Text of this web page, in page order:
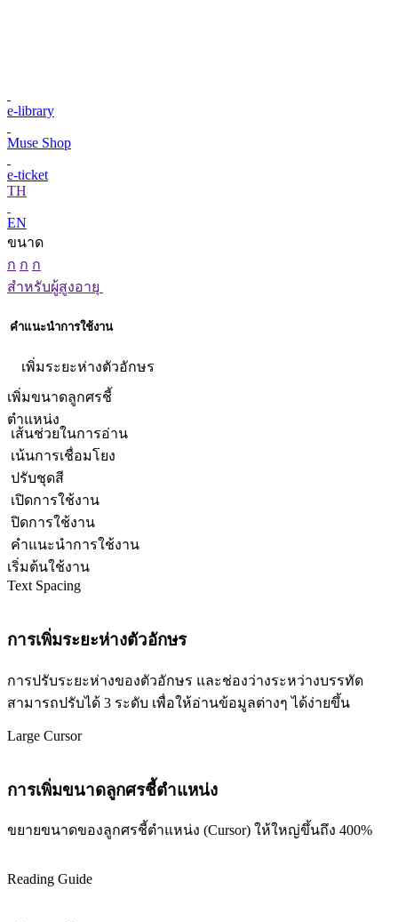
e-library
Muse Shop
e-ticket
TH
EN
ขนาด
ก ก ก
สำหรับผู้สูงอายุ
คำแนะนำการใช้งาน
เพิ่มระยะห่างตัวอักษร
เพิ่มขนาดลูกศรชี้
ตำแหน่ง
เส้นช่วยในการอ่าน
เน้นการเชื่อมโยง
ปรับชุดสี
เปิดการใช้งาน
ปิดการใช้งาน
คำแนะนำการใช้งาน
เริ่มต้นใช้งาน
Text Spacing
การเพิ่มระยะห่างตัวอักษร
การปรับระยะห่างของตัวอักษร และช่องว่างระหว่างบรรทัด
สามารถปรับได้ 3 ระดับ เพื่อให้อ่านข้อมูลต่างๆ ได้ง่ายขึ้น
Large Cursor
การเพิ่มขนาดลูกศรชี้ตำแหน่ง
ขยายขนาดของลูกศรชี้ตำแหน่ง (Cursor) ให้ใหญ่ขึ้นถึง 400%
Reading Guide